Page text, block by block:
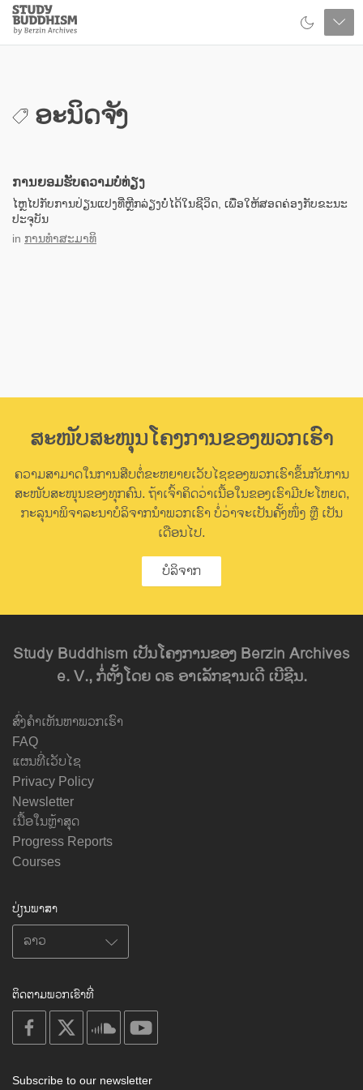
Close
Study
Buddhism
Home
ອະນິດຈັງ
ການຍອມຮັບຄວາມບໍ່ທ່ຽງ
ໄຫຼໄປກັບການປ່ຽນແປງທີ່ຫຼີກລ່ຽງບໍ່ໄດ້ໃນຊີວິດ, ເພື່ອໃຫ້ສອດຄ່ອງກັບຂະນະ
ປະຈຸບັນ
in ການທຳສະມາທິ
ສະໜັບສະໜຸນໂຄງການຂອງພວກເຮົາ
ຄວາມສາມາດໃນການສືບຕໍ່ຂະຫຍາຍເວັບໄຊຂອງພວກເຮົາຂຶ້ນກັບການ
ສະໜັບສະໜຸນຂອງທຸກຄົນ. ຖ້າເຈົ້າຄິດວ່າເນື້ອໃນຂອງເຮົາມີປະໂຫຍດ,
ກະລຸນາພິຈາລະນາບໍລິຈາກນຳພວກເຮົາ ບໍ່ວ່າຈະເປັນຄັ້ງໜຶ່ງ ຫຼື ເປັນ
ເດືອນໄປ.
ບໍລິຈາກ
Study Buddhism ເປັນໂຄງການຂອງ Berzin Archives
e. V., ກໍ່ຕັ້ງໂດຍ ດຣ ອາເລັກຊານເດີ ເບີຊີນ.
ສົ່ງຄຳເຫັນຫາພວກເຮົາ
FAQ
ແຜນທີ່ເວັບໄຊ
Privacy Policy
Newsletter
ເນື້ອໃນຫຼ້າສຸດ
Progress Reports
Courses
ປ່ຽນພາສາ
ຕິດຕາມພວກເຮົາທີ່
on
facebook
on
on
soundcloud
on
Subscribe to our newsletter